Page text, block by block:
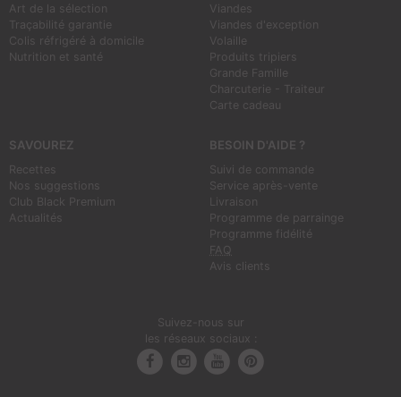
Art de la sélection
Traçabilité garantie
Colis réfrigéré à domicile
Nutrition et santé
Viandes
Viandes d'exception
Volaille
Produits tripiers
Grande Famille
Charcuterie - Traiteur
Carte cadeau
SAVOUREZ
Recettes
Nos suggestions
Club Black Premium
Actualités
BESOIN D'AIDE ?
Suivi de commande
Service après-vente
Livraison
Programme de parrainge
Programme fidélité
FAQ
Avis clients
Suivez-nous sur
les réseaux sociaux :